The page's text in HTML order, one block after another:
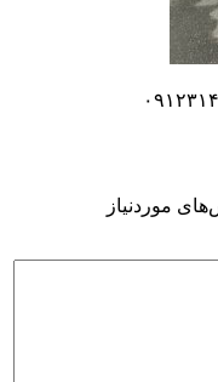
موردنیاز